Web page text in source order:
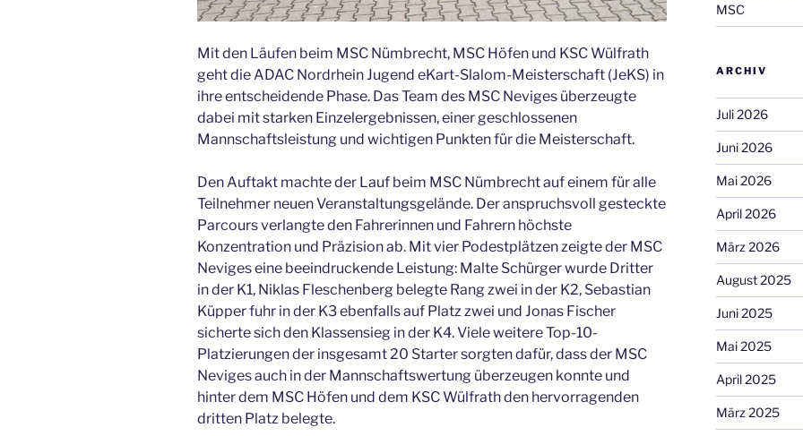
Mit den Läufen beim MSC Nümbrecht, MSC Höfen und KSC Wülfrath
geht die ADAC Nordrhein Jugend eKart-Slalom-Meisterschaft (JeKS) in
ihre entscheidende Phase. Das Team des MSC Neviges überzeugte
dabei mit starken Einzelergebnissen, einer geschlossenen
Mannschaftsleistung und wichtigen Punkten für die Meisterschaft.
Den Auftakt machte der Lauf beim MSC Nümbrecht auf einem für alle
Teilnehmer neuen Veranstaltungsgelände. Der anspruchsvoll gesteckte
Parcours verlangte den Fahrerinnen und Fahrern höchste
Konzentration und Präzision ab. Mit vier Podestplätzen zeigte der MSC
Neviges eine beeindruckende Leistung: Malte Schürger wurde Dritter
in der K1, Niklas Fleschenberg belegte Rang zwei in der K2, Sebastian
Küpper fuhr in der K3 ebenfalls auf Platz zwei und Jonas Fischer
sicherte sich den Klassensieg in der K4. Viele weitere Top-10-
Platzierungen der insgesamt 20 Starter sorgten dafür, dass der MSC
Neviges auch in der Mannschaftswertung überzeugen konnte und
hinter dem MSC Höfen und dem KSC Wülfrath den hervorragenden
dritten Platz belegte.
MSC
ARCHIV
Juli 2026
Juni 2026
Mai 2026
April 2026
März 2026
August 2025
Juni 2025
Mai 2025
April 2025
März 2025